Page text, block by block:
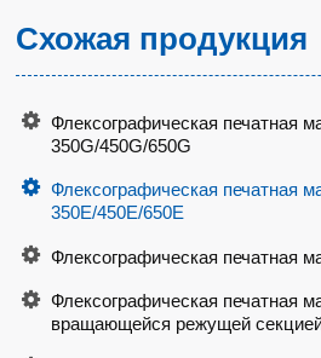
Схожая продукция
Флексографическая печатная
350G/450G/650G
Флексографическая печатная
350E/450E/650E
Флексографическая печатная
Флексографическая печатная
вращающейся режущей